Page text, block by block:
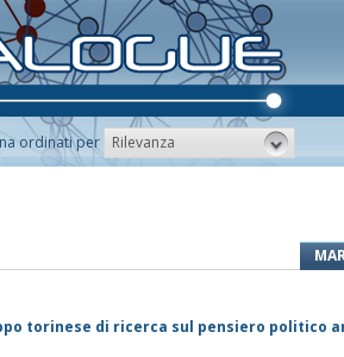
ordinati per Rilevanza
torinese di ricerca sul pensiero politico